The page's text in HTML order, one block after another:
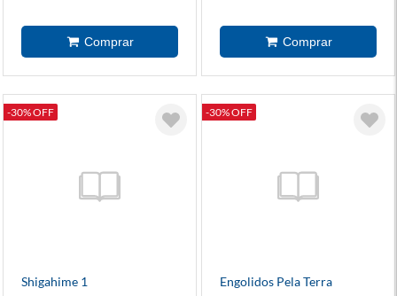
-30% OFF
Shigahime 1
-30% OFF
Engolidos Pela Terra